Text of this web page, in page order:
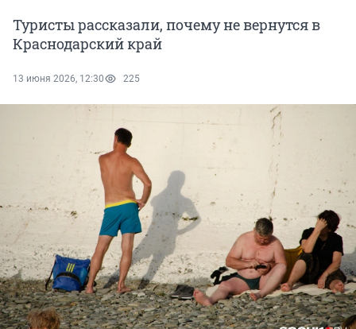
Туристы рассказали, почему не вернутся в
Краснодарский край
13 июня 2026, 12:30 225